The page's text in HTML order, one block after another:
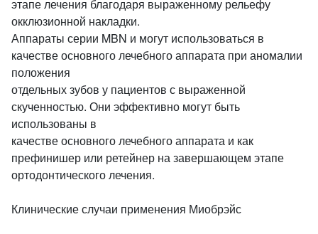
этапе лечения благодаря выраженному рельефу
окклюзионной накладки.
Аппараты серии MBN и могут использоваться в
качестве основного лечебного аппарата при аномалии
положения
отдельных зубов у пациентов с выраженной
скученностью. Они эффективно могут быть
использованы в
качестве основного лечебного аппарата и как
префинишер или ретейнер на завершающем этапе
ортодонтического лечения.
Клинические случаи применения Миобрэйс